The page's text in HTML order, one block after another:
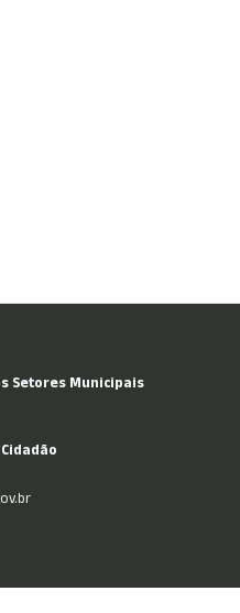
Setores Municipais